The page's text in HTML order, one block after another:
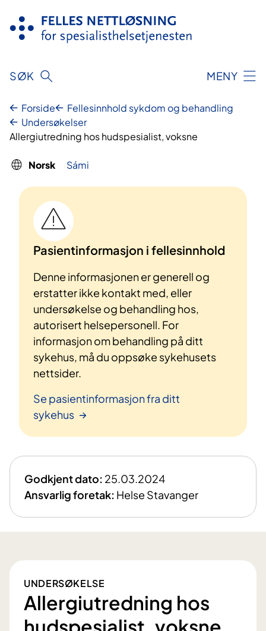
innhold
SØK MENY
Forside
Fellesinnhold sykdom og behandling
Undersøkelser
Allergiutredning hos hudspesialist, voksne
Norsk Sámi
Pasientinformasjon i fellesinnhold
Denne informasjonen er generell og
erstatter ikke kontakt med, eller
undersøkelse og behandling hos,
autorisert helsepersonell. For
informasjon om behandling på ditt
sykehus, må du oppsøke sykehusets
nettsider.
Se pasientinformasjon fra ditt
sykehus
Godkjent dato: 25.03.2024
Ansvarlig foretak: Helse Stavanger
UNDERSØKELSE
Allergiutredning hos
hudspesialist, voksne